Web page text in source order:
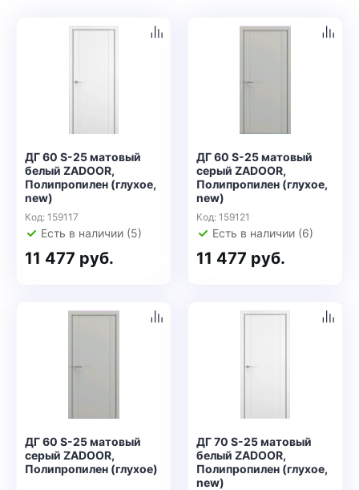
ДГ 60 S-25 матовый
белый ZADOOR,
Полипропилен (глухое,
new)
Код: 159117
Есть в наличии (5)
11 477 руб.
ДГ 60 S-25 матовый
серый ZADOOR,
Полипропилен (глухое,
new)
Код: 159121
Есть в наличии (6)
11 477 руб.
ДГ 60 S-25 матовый
серый ZADOOR,
Полипропилен (глухое)
ДГ 70 S-25 матовый
белый ZADOOR,
Полипропилен (глухое,
new)